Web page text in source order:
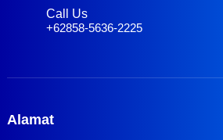
Call Us
+62858-5636-2225
Alamat